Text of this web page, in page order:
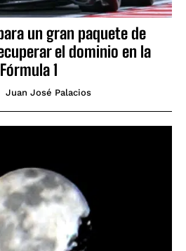
un gran paquete de
el dominio en la
Fórmula 1
Juan José Palacios